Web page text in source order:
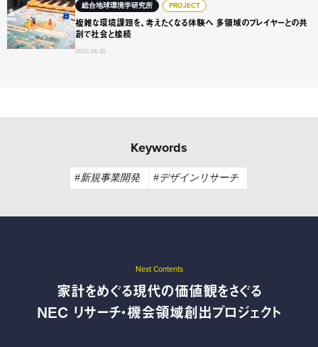
総合地球環境学研究所 PROJECT
複雑な環境課題を、考えたくなる体験へ 多領域のプレイヤーとの共
創で社会と接続
2026.06.30
複雑な環境課題を、考えたくなる体験へ 多領域のプレイヤ
Keywords
#新規事業開発 #デザインリサーチ
Next Contents
家計をめぐる現代の価値観をさぐる
NEC リサーチ・機会領域創出プロジェクト